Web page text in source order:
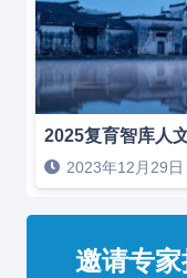
2025复育智库人
2023年12月29日
邀请专